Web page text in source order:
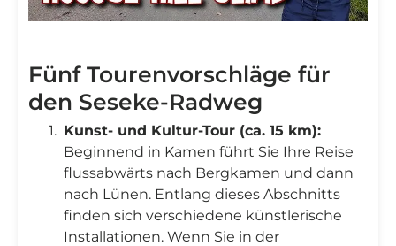
Fünf Tourenvorschläge für
den Seseke-Radweg
Kunst- und Kultur-Tour (ca. 15 km):
Beginnend in Kamen führt Sie Ihre Reise
flussabwärts nach Bergkamen und dann
nach Lünen. Entlang dieses Abschnitts
finden sich verschiedene künstlerische
Installationen. Wenn Sie in der